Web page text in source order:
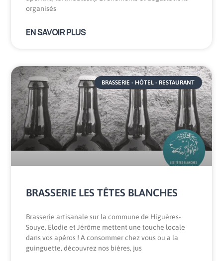
organisés
EN SAVOIR PLUS
BRASSERIE - HÔTEL - RESTAURANT
BRASSERIE LES TÊTES BLANCHES
Brasserie artisanale sur la commune de Higuères-
Souye, Elodie et Jérôme mettent une touche locale
dans vos apéros ! A consommer chez vous ou a la
guinguette, découvrez nos bières, jus